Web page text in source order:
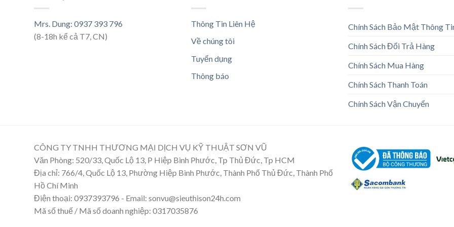
Mrs. Dung: 0937 393 796
(8-18h kể cả T7, CN)
Thông Tin Liên Hệ
Về chúng tôi
Tuyển dụng
Thông báo
Chính Sách Bảo Mật Thông
Chính Sách Đổi Trả Hàng
Chính Sách Mua Hàng
Chính Sách Thanh Toán
Chính Sách Vận Chuyển
CÔNG TY TNHH THƯƠNG MẠI DỊCH VỤ KỸ THUẬT SƠN VŨ
Văn Phòng: 520/33, Quốc Lộ 13, P Hiệp Bình Phước, Tp Thủ Đức, Tp HCM
Địa chỉ: 766/4, Quốc Lộ 13, Phường Hiệp Bình Phước, Thành Phố Thủ Đức, Thành Phố
Hồ Chí Minh
Điện thoại: 0937393796 - Email: sonvu@sieuthison24h.com
Mã số thuế / Mã số doanh nghiệp: 0317035876